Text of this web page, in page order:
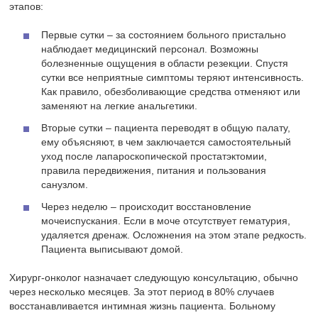
этапов:
Первые сутки – за состоянием больного пристально
наблюдает медицинский персонал. Возможны
болезненные ощущения в области резекции. Спустя
сутки все неприятные симптомы теряют интенсивность.
Как правило, обезболивающие средства отменяют или
заменяют на легкие анальгетики.
Вторые сутки – пациента переводят в общую палату,
ему объясняют, в чем заключается самостоятельный
уход после лапароскопической простатэктомии,
правила передвижения, питания и пользования
санузлом.
Через неделю – происходит восстановление
мочеиспускания. Если в моче отсутствует гематурия,
удаляется дренаж. Осложнения на этом этапе редкость.
Пациента выписывают домой.
Хирург-онколог назначает следующую консультацию, обычно
через несколько месяцев. За этот период в 80% случаев
восстанавливается интимная жизнь пациента. Больному